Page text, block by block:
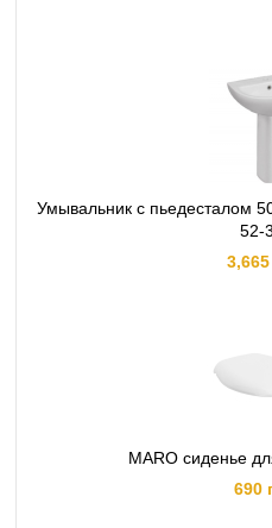
Умывальник с пьедесталом
52-
3,665
MARO сиденье
690